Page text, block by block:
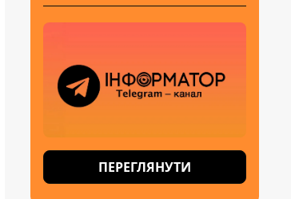
ПЕРЕГЛЯНУТИ